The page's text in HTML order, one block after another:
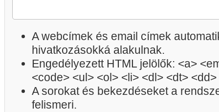
A webcímek és email címek
hivatkozásokká alakulnak.
Engedélyezett HTML jelölők: <a>
<code> <ul> <ol> <li> <dl> <dt> <dd>
A sorokat és bekezdéseket a
felismeri.